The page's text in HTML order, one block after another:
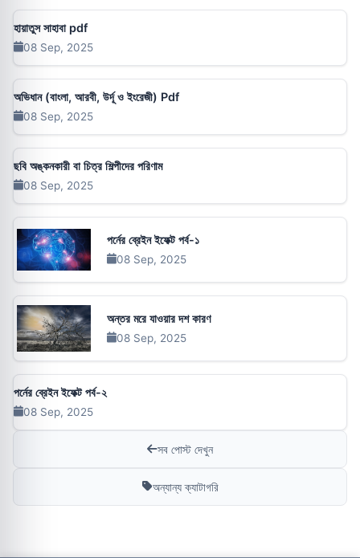
হায়াতুস সাহাবা pdf
08 Sep, 2025
অভিধান (বাংলা, আরবী, উর্দূ ও ইংরেজী) Pdf
08 Sep, 2025
ছবি অঙ্কনকারী বা চিত্র শিল্পীদের পরিণাম
08 Sep, 2025
পর্নের ব্রেইন ইফেক্ট পর্ব-১
08 Sep, 2025
অন্তর মরে যাওয়ার দশ কারণ
08 Sep, 2025
পর্নের ব্রেইন ইফেক্ট পর্ব-২
08 Sep, 2025
সব পোস্ট দেখুন
অন্যান্য ক্যাটাগরি